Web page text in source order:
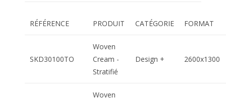
RÉFÉRENCE PRODUIT CATÉGORIE FORMAT
SKD30100TO
Woven
Cream -
Stratifié
Design + 2600x1300
Woven